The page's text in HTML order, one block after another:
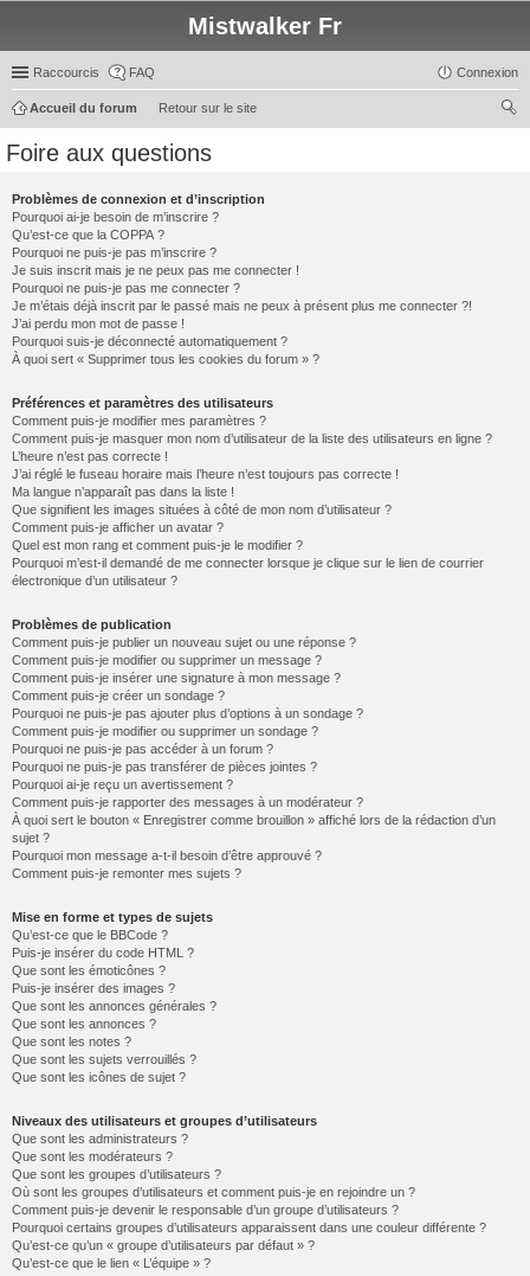
Mistwalker Fr
Raccourcis FAQ Connexion
Retour sur le site
Accueil du forum
Foire aux questions
Problèmes de connexion et d’inscription
Pourquoi ai-je besoin de m’inscrire ?
Qu’est-ce que la COPPA ?
Pourquoi ne puis-je pas m’inscrire ?
Je suis inscrit mais je ne peux pas me connecter !
Pourquoi ne puis-je pas me connecter ?
Je m’étais déjà inscrit par le passé mais ne peux à présent plus me connecter ?!
J’ai perdu mon mot de passe !
Pourquoi suis-je déconnecté automatiquement ?
À quoi sert « Supprimer tous les cookies du forum » ?
Préférences et paramètres des utilisateurs
Comment puis-je modifier mes paramètres ?
Comment puis-je masquer mon nom d’utilisateur de la liste des utilisateurs en ligne ?
L’heure n’est pas correcte !
J’ai réglé le fuseau horaire mais l’heure n’est toujours pas correcte !
Ma langue n’apparaît pas dans la liste !
Que signifient les images situées à côté de mon nom d’utilisateur ?
Comment puis-je afficher un avatar ?
Quel est mon rang et comment puis-je le modifier ?
Pourquoi m’est-il demandé de me connecter lorsque je clique sur le lien de courrier
électronique d’un utilisateur ?
Problèmes de publication
Comment puis-je publier un nouveau sujet ou une réponse ?
Comment puis-je modifier ou supprimer un message ?
Comment puis-je insérer une signature à mon message ?
Comment puis-je créer un sondage ?
Pourquoi ne puis-je pas ajouter plus d’options à un sondage ?
Comment puis-je modifier ou supprimer un sondage ?
Pourquoi ne puis-je pas accéder à un forum ?
Pourquoi ne puis-je pas transférer de pièces jointes ?
Pourquoi ai-je reçu un avertissement ?
Comment puis-je rapporter des messages à un modérateur ?
À quoi sert le bouton « Enregistrer comme brouillon » affiché lors de la rédaction d’un
sujet ?
Pourquoi mon message a-t-il besoin d’être approuvé ?
Comment puis-je remonter mes sujets ?
Mise en forme et types de sujets
Qu’est-ce que le BBCode ?
Puis-je insérer du code HTML ?
Que sont les émoticônes ?
Puis-je insérer des images ?
Que sont les annonces générales ?
Que sont les annonces ?
Que sont les notes ?
Que sont les sujets verrouillés ?
Que sont les icônes de sujet ?
Niveaux des utilisateurs et groupes d’utilisateurs
Que sont les administrateurs ?
Que sont les modérateurs ?
Que sont les groupes d’utilisateurs ?
Où sont les groupes d’utilisateurs et comment puis-je en rejoindre un ?
Comment puis-je devenir le responsable d’un groupe d’utilisateurs ?
Pourquoi certains groupes d’utilisateurs apparaissent dans une couleur différente ?
Qu’est-ce qu’un « groupe d’utilisateurs par défaut » ?
Qu’est-ce que le lien « L’équipe » ?